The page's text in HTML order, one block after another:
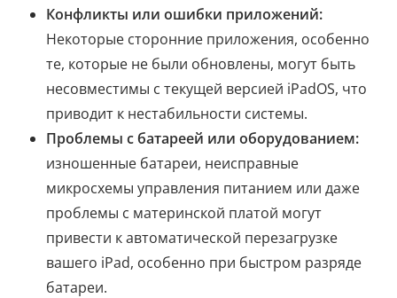
Конфликты или ошибки приложений:
Некоторые сторонние приложения, особенно
те, которые не были обновлены, могут быть
несовместимы с текущей версией iPadOS, что
приводит к нестабильности системы.
Проблемы с батареей или оборудованием:
изношенные батареи, неисправные
микросхемы управления питанием или даже
проблемы с материнской платой могут
привести к автоматической перезагрузке
вашего iPad, особенно при быстром разряде
батареи.